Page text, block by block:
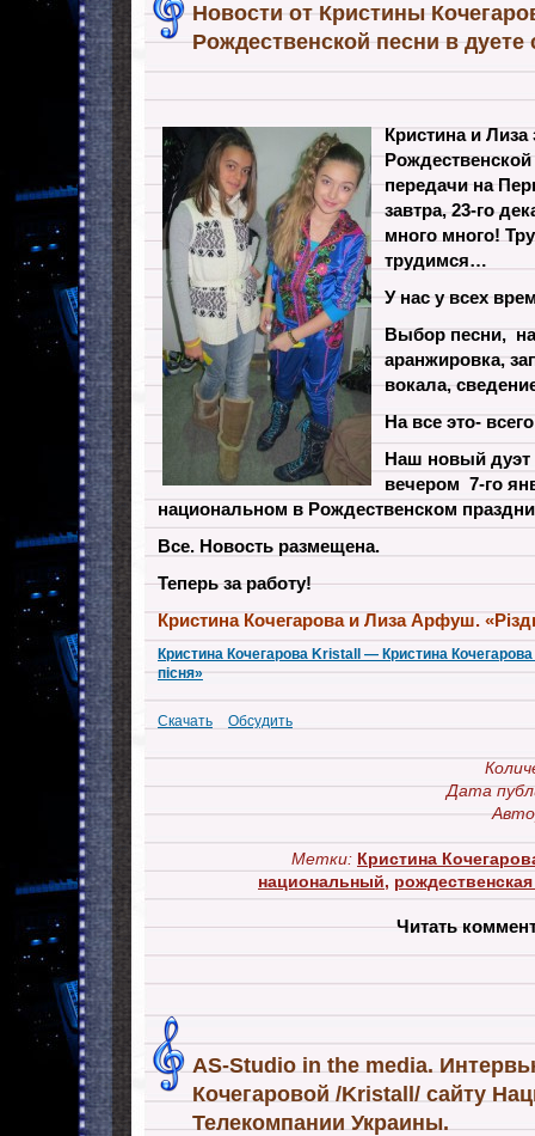
Новости от Кристины
Рождественской песни в
Кристина и Лиза
передачи на
завтра, 23-го
много много!
трудимся…
У нас у всех
Выбор песни,
аранжировка,
вокала,
На все это-
Наш новый дуэт
вечером 7-го
национальном в Рождественском
Все. Новость размещена.
Теперь за работу!
Кристина Кочегарова и Лиза Арфуш.
Кристина Кочегарова Kristall — Кристина
пісня»
Скачать Обсудить
Дата
Метки: Кристина
национальный,
Читать
AS-Studio in the media.
Кочегаровой /Kristall/ сайту
Телекомпании Украины.